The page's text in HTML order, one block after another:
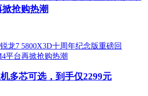
抢购热潮
多芯可选，到手仅2299元